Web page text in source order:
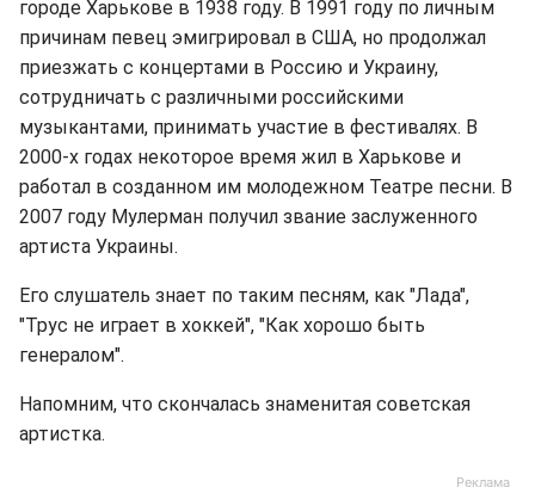
городе Харькове в 1938 году. В 1991 году по личным
причинам певец эмигрировал в США, но продолжал
приезжать с концертами в Россию и Украину,
сотрудничать с различными российскими
музыкантами, принимать участие в фестивалях. В
2000-х годах некоторое время жил в Харькове и
работал в созданном им молодежном Театре песни. В
2007 году Мулерман получил звание заслуженного
артиста Украины.
Его слушатель знает по таким песням, как "Лада",
"Трус не играет в хоккей", "Как хорошо быть
генералом".
Напомним, что скончалась знаменитая советская
артистка.